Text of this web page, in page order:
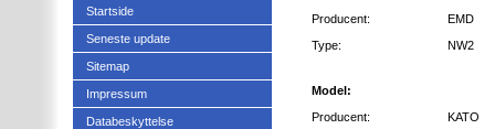
Producent:
EMD
Type:
NW2
Model:
Producent:
KATO
Startside
Seneste update
Sitemap
Impressum
Databeskyttelse